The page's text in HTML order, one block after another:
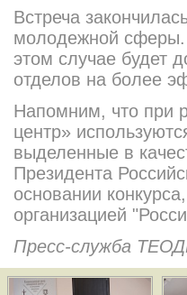
Встреча
молодежной сферы.
этом случае будет
отделов на более
Напомним, что при
центр»
выделенные в
Президента
основании
организацией
Пресс-служба